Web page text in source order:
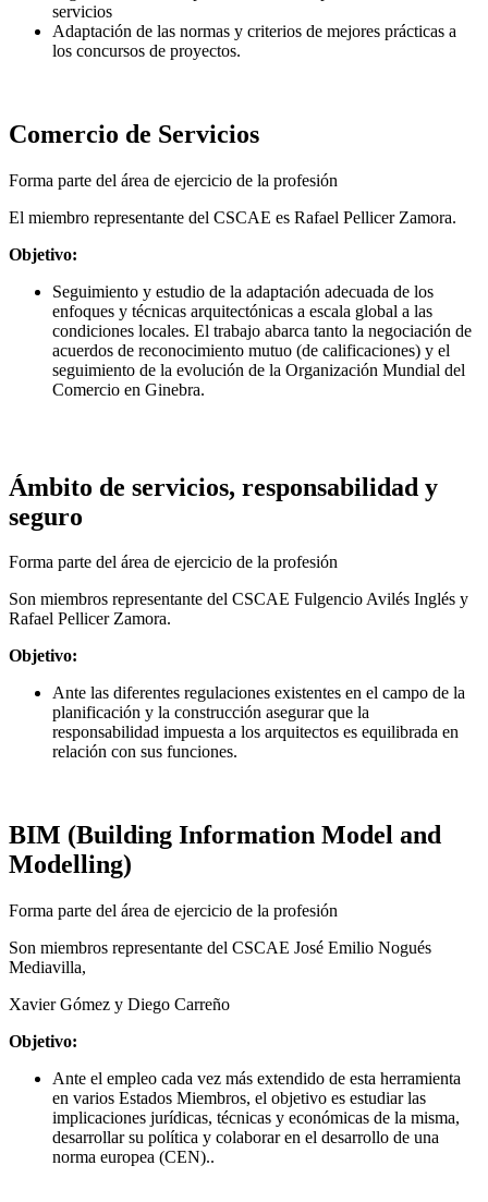
servicios
Adaptación de las normas y criterios de mejores prácticas a
los concursos de proyectos.
Comercio de Servicios
Forma parte del área de ejercicio de la profesión
El miembro representante del CSCAE es Rafael Pellicer Zamora.
Objetivo:
Seguimiento y estudio de la adaptación adecuada de los
enfoques y técnicas arquitectónicas a escala global a las
condiciones locales. El trabajo abarca tanto la negociación de
acuerdos de reconocimiento mutuo (de calificaciones) y el
seguimiento de la evolución de la Organización Mundial del
Comercio en Ginebra.
Ámbito de servicios, responsabilidad y
seguro
Forma parte del área de ejercicio de la profesión
Son miembros representante del CSCAE Fulgencio Avilés Inglés y
Rafael Pellicer Zamora.
Objetivo:
Ante las diferentes regulaciones existentes en el campo de la
planificación y la construcción asegurar que la
responsabilidad impuesta a los arquitectos es equilibrada en
relación con sus funciones.
BIM (Building Information Model and
Modelling)
Forma parte del área de ejercicio de la profesión
Son miembros representante del CSCAE José Emilio Nogués
Mediavilla,
Xavier Gómez y Diego Carreño
Objetivo:
Ante el empleo cada vez más extendido de esta herramienta
en varios Estados Miembros, el objetivo es estudiar las
implicaciones jurídicas, técnicas y económicas de la misma,
desarrollar su política y colaborar en el desarrollo de una
norma europea (CEN)..